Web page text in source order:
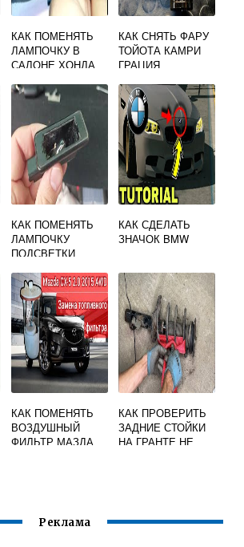
КАК ПОМЕНЯТЬ
ЛАМПОЧКУ В
САЛОНЕ ХОНДА
КАК СНЯТЬ ФАРУ
ТОЙОТА КАМРИ
ГРАЦИЯ
КАК ПОМЕНЯТЬ
ЛАМПОЧКУ
ПОДСВЕТКИ
СИТРОЕН С4
КАК СДЕЛАТЬ
ЗНАЧОК BMW
КАК ПОМЕНЯТЬ
ВОЗДУШНЫЙ
ФИЛЬТР МАЗДА
КАК ПРОВЕРИТЬ
ЗАДНИЕ СТОЙКИ
НА ГРАНТЕ НЕ
Реклама